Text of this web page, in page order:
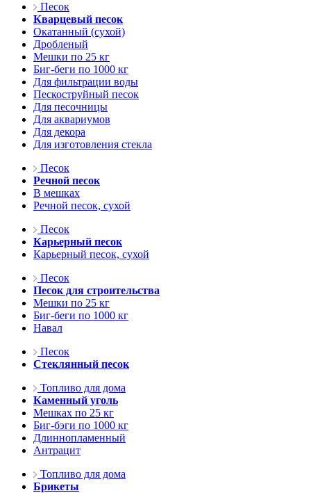
Песок
Кварцевый песок
Окатанный (сухой)
Дробленый
Мешки по 25 кг
Биг-беги по 1000 кг
Для фильтрации воды
Пескоструйный песок
Для песочницы
Для аквариумов
Для декора
Для изготовления стекла
Песок
Речной песок
В мешках
Речной песок, сухой
Песок
Карьерный песок
Карьерный песок, сухой
Песок
Песок для строительства
Мешки по 25 кг
Биг-беги по 1000 кг
Навал
Песок
Стеклянный песок
Топливо для дома
Каменный уголь
Мешках по 25 кг
Биг-бэги по 1000 кг
Длиннопламенный
Антрацит
Топливо для дома
Брикеты